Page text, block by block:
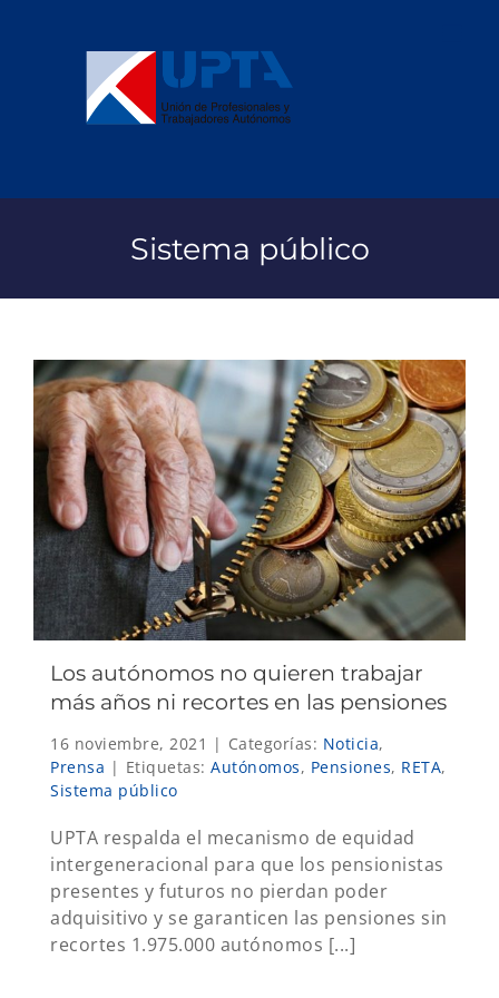
Sistema público
Los autónomos no quieren trabajar
más años ni recortes en las pensiones
16 noviembre, 2021 | Categorías: Noticia,
Prensa | Etiquetas: Autónomos, Pensiones, RETA,
Sistema público
UPTA respalda el mecanismo de equidad
intergeneracional para que los pensionistas
presentes y futuros no pierdan poder
adquisitivo y se garanticen las pensiones sin
recortes 1.975.000 autónomos [...]